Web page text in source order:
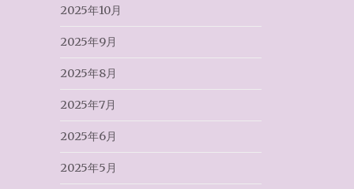
2025年10月
2025年9月
2025年8月
2025年7月
2025年6月
2025年5月